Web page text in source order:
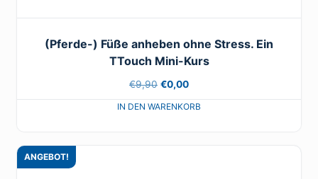
(Pferde-) Füße anheben ohne Stress. Ein
TTouch Mini-Kurs
€9,90 Ursprünglicher
Preis
€0,00Aktueller
Preis
ANGEBOT!